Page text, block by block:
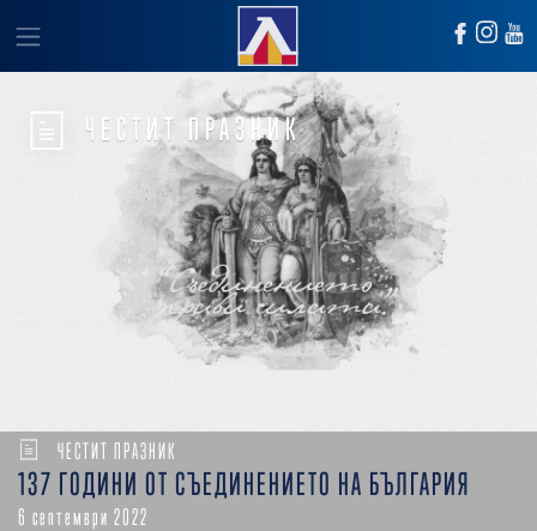
ЧЕСТИТ ПРАЗНИК
ЧЕСТИТ ПРАЗНИК
137 ГОДИНИ ОТ СЪЕДИНЕНИЕТО НА БЪЛГАРИЯ
6 септември 2022